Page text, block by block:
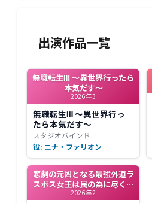
出演作品一覧
無職転生Ⅲ ～異世界行ったら
本気だす～
2026年3
無職転生Ⅲ ～異世界行っ
たら本気だす～
スタジオバインド
役: ニナ・ファリオン
悲劇の元凶となる最強外道ラ
スボス女王は民の為に尽くし
ます。Season2
2026年2